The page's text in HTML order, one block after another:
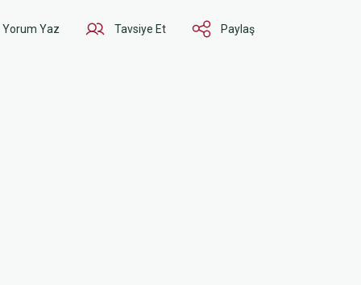
Yorum Yaz Tavsiye Et Paylaş